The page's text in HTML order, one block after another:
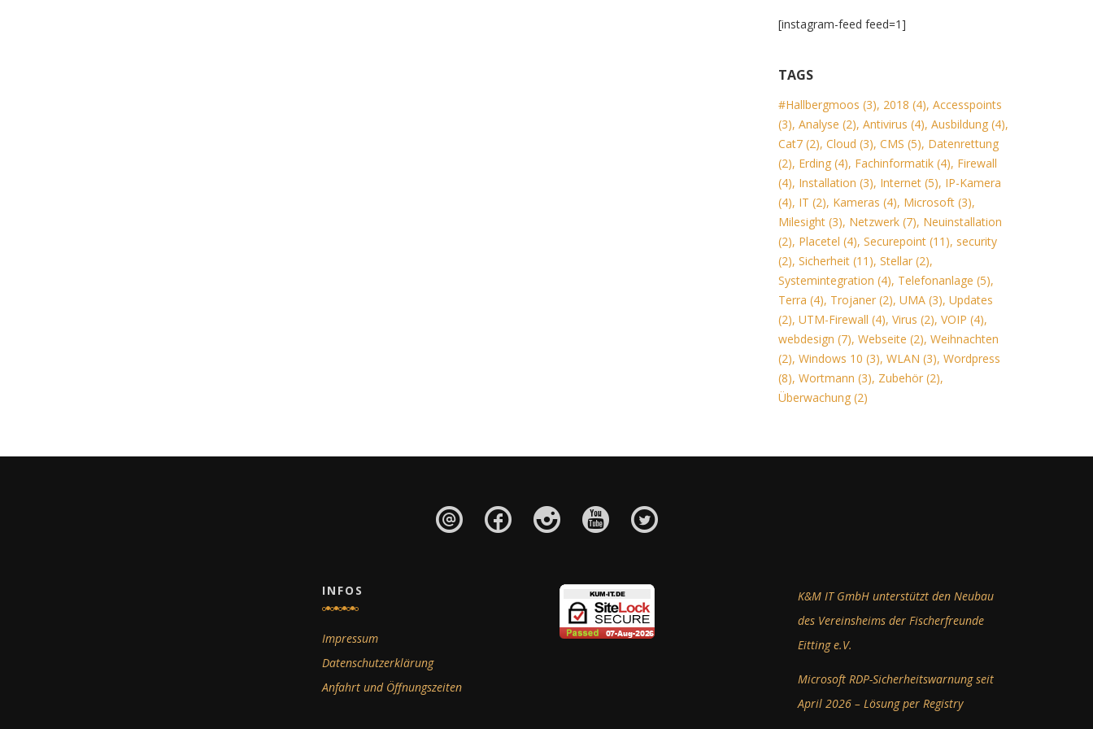
[instagram-feed feed=1]
TAGS
#Hallbergmoos (3), 2018 (4), Accesspoints
(3), Analyse (2), Antivirus (4), Ausbildung(4),
Cat7(2), Cloud (3), CMS (5), Datenrettung
(2), Erding(4), Fachinformatik(4), Firewall
(4), Installation (3), Internet(5), IP-Kamera
(4), IT (2), Kameras (4), Microsoft(3),
Milesight(3), Netzwerk(7), Neuinstallation
(2), Placetel (4), Securepoint(11), security
(2), Sicherheit(11), Stellar(2),
Systemintegration (4), Telefonanlage (5),
Terra (4), Trojaner(2), UMA(3), Updates
(2), UTM-Firewall (4), Virus (2), VOIP (4),
webdesign (7), Webseite (2), Weihnachten
(2), Windows 10 (3), WLAN (3), Wordpress
(8), Wortmann (3), Zubehör(2),
Überwachung(2)
INFOS
Impressum
Datenschutzerklärung
Anfahrt und Öffnungszeiten
K&M IT GmbH unterstützt den Neubau
des Vereinsheims der Fischerfreunde
Eitting e.V.
Microsoft RDP-Sicherheitswarnung seit
April 2026 – Lösung per Registry